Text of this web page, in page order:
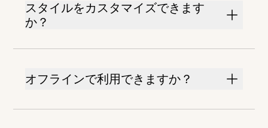
スタイルをカスタマイズできます
か？
オフラインで利用できますか？